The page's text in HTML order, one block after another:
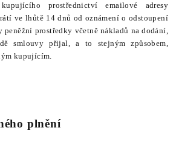
prostřednictví emailové adresy
ve lhůtě 14 dnů od oznámení o odstoupení
prostředky včetně nákladů na dodání,
smlouvy přijal, a to stejným způsobem,
kupujícím.
plnění